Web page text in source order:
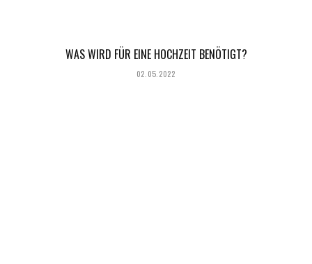
WAS WIRD FÜR EINE HOCHZEIT BENÖTIGT?
02.05.2022